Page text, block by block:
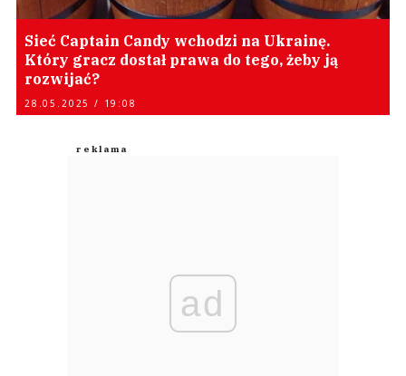
Sieć Captain Candy wchodzi na Ukrainę.
Który gracz dostał prawa do tego, żeby ją
rozwijać?
28.05.2025 / 19:08
ad